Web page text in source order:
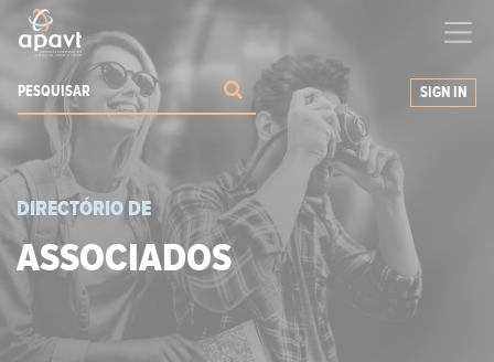
a expandir os seus negócios
SIGN IN
DIRECTÓRIO DE
ASSOCIADOS